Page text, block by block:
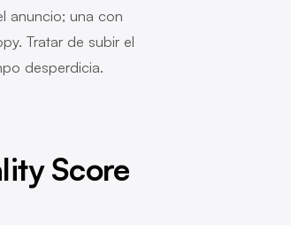
anuncio; una con
Tratar de subir el
desperdicia.
Score